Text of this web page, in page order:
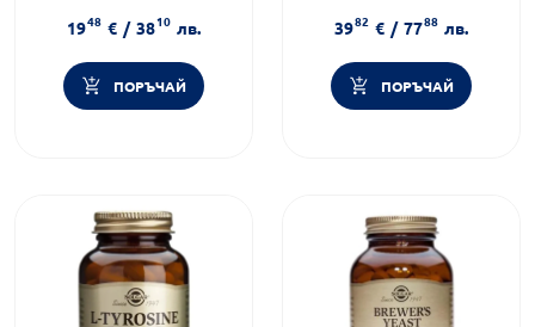
Форма на продукта: капсули
1948 € / 3810 лв.
ПОРЪЧАЙ
Форма на продукта: таблвтки
3982 € / 7788 лв.
ПОРЪЧАЙ